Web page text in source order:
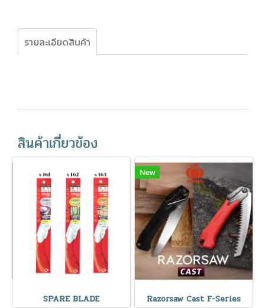
รายละเอียดสินค้า
สินค้าเกี่ยวข้อง
SPARE BLADE
New
Razorsaw Cast F-Series